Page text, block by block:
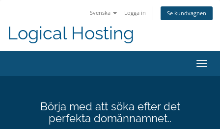
Svenska Logga in Se kundvagnen
Logical Hosting
Börja med att söka efter det
perfekta domännamnet..